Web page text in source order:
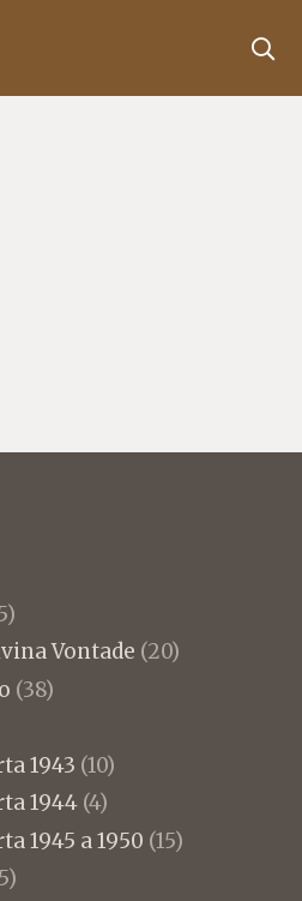
Vontade (20)
(38)
1943 (10)
1944(4)
1945 a 1950 (15)